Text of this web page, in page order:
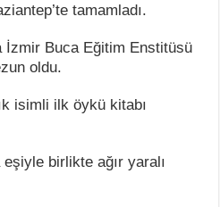
tamamladı.
İzmir Buca Eğitim Enstitüsü
oldu.
isimli ilk öykü kitabı
birlikte ağır yaralı